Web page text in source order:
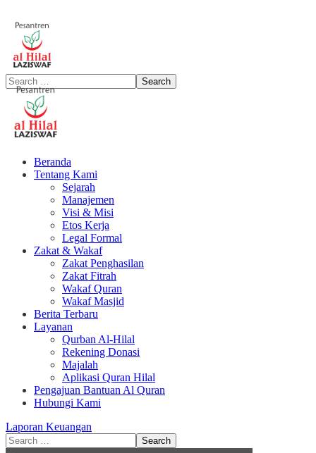
Beranda
Tentang Kami
Sejarah
Manajemen
Visi & Misi
Etos Kerja
Legal Formal
Zakat & Wakaf
Zakat Penghasilan
Zakat Fitrah
Wakaf Quran
Wakaf Masjid
Berita Terbaru
Layanan
Qurban Al-Hilal
Rekening Donasi
Majalah
Aplikasi Quran Hilal
Pengajuan Bantuan Al Quran
Hubungi Kami
Laporan Keuangan